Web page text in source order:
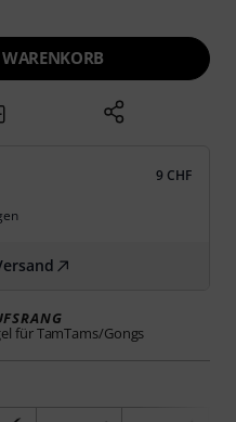
9 CHF
für TamTams/Gongs